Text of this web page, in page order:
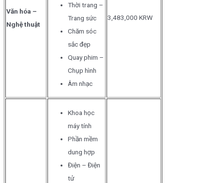
Văn hóa –
Nghệ thuật
Thời trang –
Trang sức
Chăm sóc
sắc đẹp
Quay phim –
Chụp hình
Âm nhạc
3,483,000 KRW
Khoa học
máy tính
Phần mềm
dung hợp
Điện – Điện
tử